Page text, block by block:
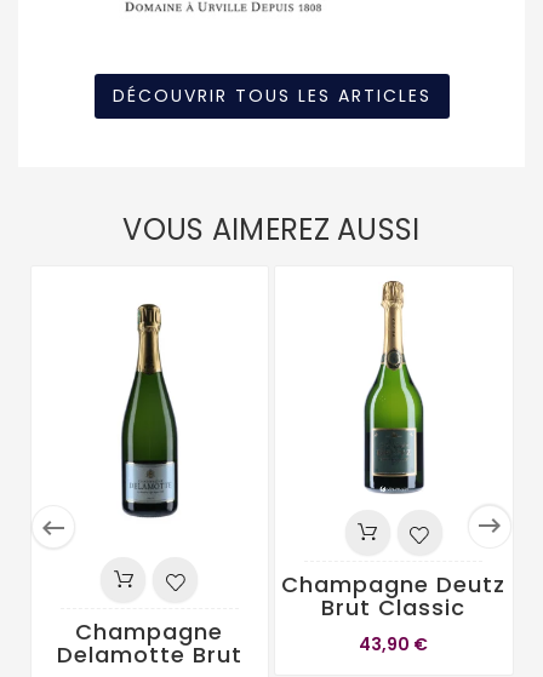
DÉCOUVRIR TOUS LES ARTICLES
VOUS AIMEREZ AUSSI
 
Champagne
Delamotte Brut
Champagne Deutz
Brut Classic
43,90 €